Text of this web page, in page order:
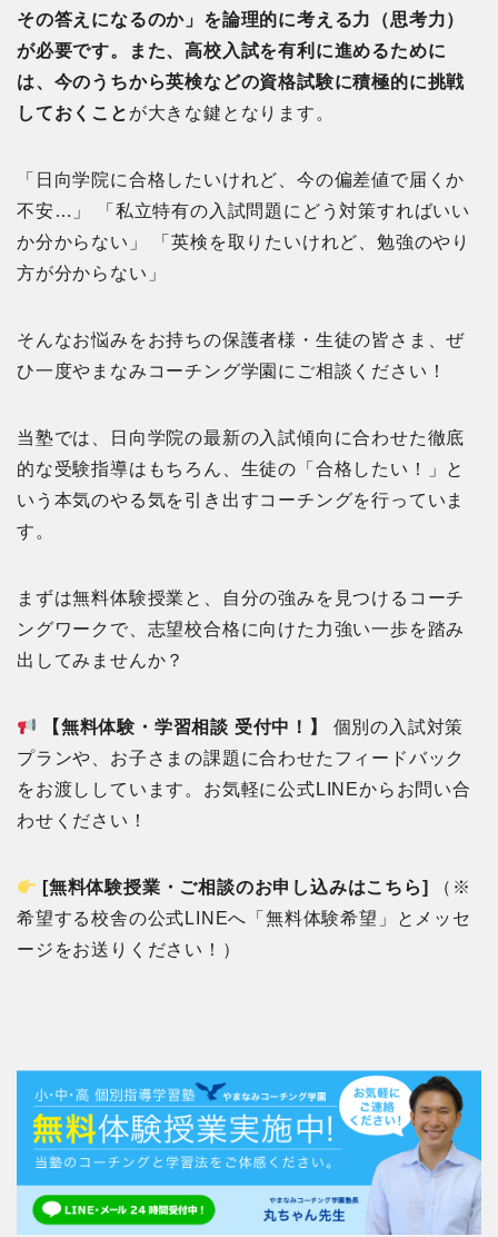
その答えになるのか」を論理的に考える力（思考力）
が必要です。また、高校入試を有利に進めるために
は、今のうちから英検などの資格試験に積極的に挑戦
しておくこと が大きな鍵となります。
「日向学院に合格したいけれど、今の偏差値で届くか
不安…」 「私立特有の入試問題にどう対策すればいい
か分からない」 「英検を取りたいけれど、勉強のやり
方が分からない」
そんなお悩みをお持ちの保護者様・生徒の皆さま、ぜ
ひ一度やまなみコーチング学園にご相談ください！
当塾では、日向学院の最新の入試傾向に合わせた徹底
的な受験指導はもちろん、生徒の「合格したい！」と
いう本気のやる気を引き出すコーチングを行っていま
す。
まずは無料体験授業と、自分の強みを見つけるコーチ
ングワークで、志望校合格に向けた力強い一歩を踏み
出してみませんか？
【無料体験・学習相談 受付中！】
個別の入試対策
プランや、お子さまの課題に合わせたフィードバック
をお渡ししています。お気軽に公式LINEからお問い合
わせください！
[無料体験授業・ご相談のお申し込みはこちら]
（※
希望する校舎の公式LINEへ「無料体験希望」とメッセ
ージをお送りください！）